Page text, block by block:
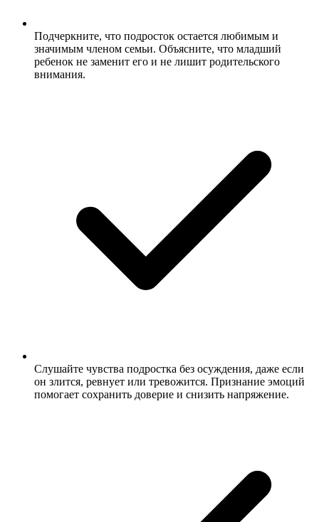
Подчеркните, что подросток остается любимым и
значимым членом семьи. Объясните, что младший
ребенок не заменит его и не лишит родительского
внимания.
Слушайте чувства подростка без осуждения, даже если
он злится, ревнует или тревожится. Признание эмоций
помогает сохранить доверие и снизить напряжение.